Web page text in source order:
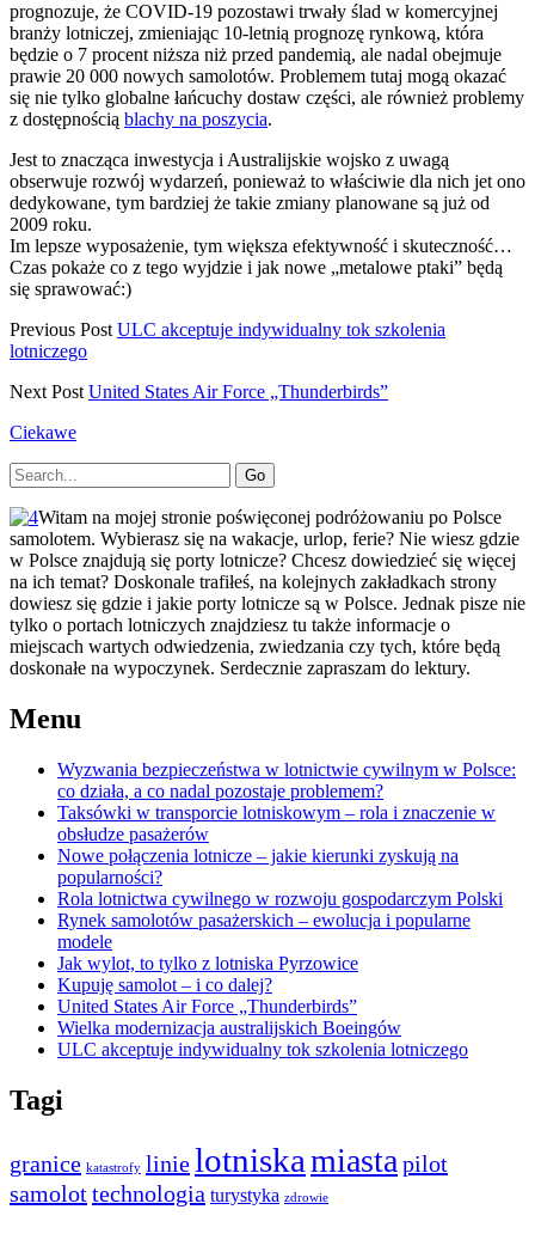
prognozuje, że COVID-19 pozostawi trwały ślad w komercyjnej
branży lotniczej, zmieniając 10-letnią prognozę rynkową, która
będzie o 7 procent niższa niż przed pandemią, ale nadal obejmuje
prawie 20 000 nowych samolotów. Problemem tutaj mogą okazać
się nie tylko globalne łańcuchy dostaw części, ale również problemy
z dostępnością blachy na poszycia.
Jest to znacząca inwestycja i Australijskie wojsko z uwagą
obserwuje rozwój wydarzeń, ponieważ to właściwie dla nich jet ono
dedykowane, tym bardziej że takie zmiany planowane są już od
2009 roku.
Im lepsze wyposażenie, tym większa efektywność i skuteczność…
Czas pokaże co z tego wyjdzie i jak nowe „metalowe ptaki” będą
się sprawować:)
Previous Post ULC akceptuje indywidualny tok szkolenia
lotniczego
Next Post United States Air Force „Thunderbirds”
Ciekawe
Primary
Sidebar
Search
for:
Witam na mojej stronie poświęconej podróżowaniu po Polsce
samolotem. Wybierasz się na wakacje, urlop, ferie? Nie wiesz gdzie
w Polsce znajdują się porty lotnicze? Chcesz dowiedzieć się więcej
na ich temat? Doskonale trafiłeś, na kolejnych zakładkach strony
dowiesz się gdzie i jakie porty lotnicze są w Polsce. Jednak pisze nie
tylko o portach lotniczych znajdziesz tu także informacje o
miejscach wartych odwiedzenia, zwiedzania czy tych, które będą
doskonałe na wypoczynek. Serdecznie zapraszam do lektury.
Menu
Wyzwania bezpieczeństwa w lotnictwie cywilnym w Polsce:
co działa, a co nadal pozostaje problemem?
Taksówki w transporcie lotniskowym – rola i znaczenie w
obsłudze pasażerów
Nowe połączenia lotnicze – jakie kierunki zyskują na
popularności?
Rola lotnictwa cywilnego w rozwoju gospodarczym Polski
Rynek samolotów pasażerskich – ewolucja i popularne
modele
Jak wylot, to tylko z lotniska Pyrzowice
Kupuję samolot – i co dalej?
United States Air Force „Thunderbirds”
Wielka modernizacja australijskich Boeingów
ULC akceptuje indywidualny tok szkolenia lotniczego
Tagi
granice katastrofy linielotniskamiasta pilot
samolottechnologia turystyka zdrowie